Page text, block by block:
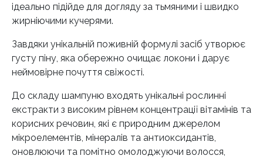
ідеально підійде для догляду за тьмяними і швидко
жирніючими кучерями.
Завдяки унікальній поживній формулі засіб утворює
густу піну, яка обережно очищає локони і дарує
неймовірне почуття свіжості.
До складу шампуню входять унікальні рослинні
екстракти з високим рівнем концентрації вітамінів та
корисних речовин, які є природним джерелом
мікроелементів, мінералів та антиоксидантів,
оновлюючи та помітно омолоджуючи волосся,